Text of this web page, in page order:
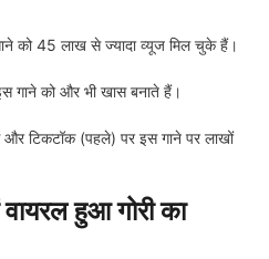
को 45 लाख से ज्यादा व्यूज मिल चुके हैं।
गाने को और भी खास बनाते हैं।
और टिकटॉक (पहले) पर इस गाने पर लाखों
वायरल हुआ गोरी का